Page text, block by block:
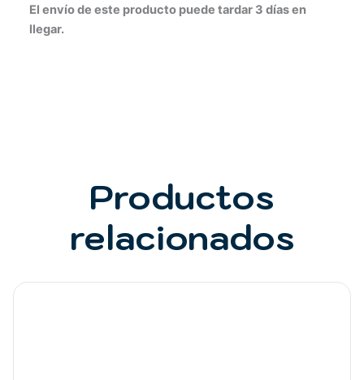
El envío de este producto puede tardar 3 días en
llegar.
Productos
relacionados